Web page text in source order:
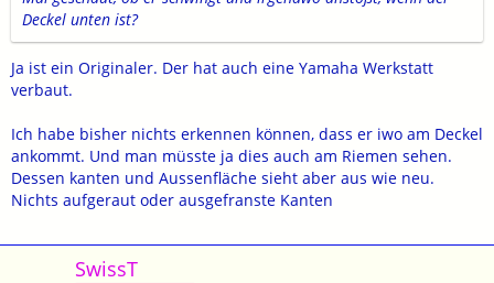
Deckel unten ist?
Ja ist ein Originaler. Der hat auch eine Yamaha Werkstatt
verbaut.
Ich habe bisher nichts erkennen können, dass er iwo am Deckel
ankommt. Und man müsste ja dies auch am Riemen sehen.
Dessen kanten und Aussenfläche sieht aber aus wie neu.
Nichts aufgeraut oder ausgefranste Kanten
SwissT